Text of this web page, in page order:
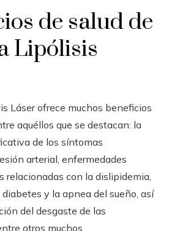
de salud de
Lipólisis
Láser ofrece muchos beneficios
aquéllos que se destacan: la
de los síntomas
arterial, enfermedades
relacionadas con la dislipidemia,
y la apnea del sueño, así
del desgaste de las
otros muchos.